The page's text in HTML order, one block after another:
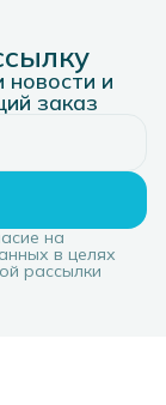
и
заказ
на
в целях
рассылки